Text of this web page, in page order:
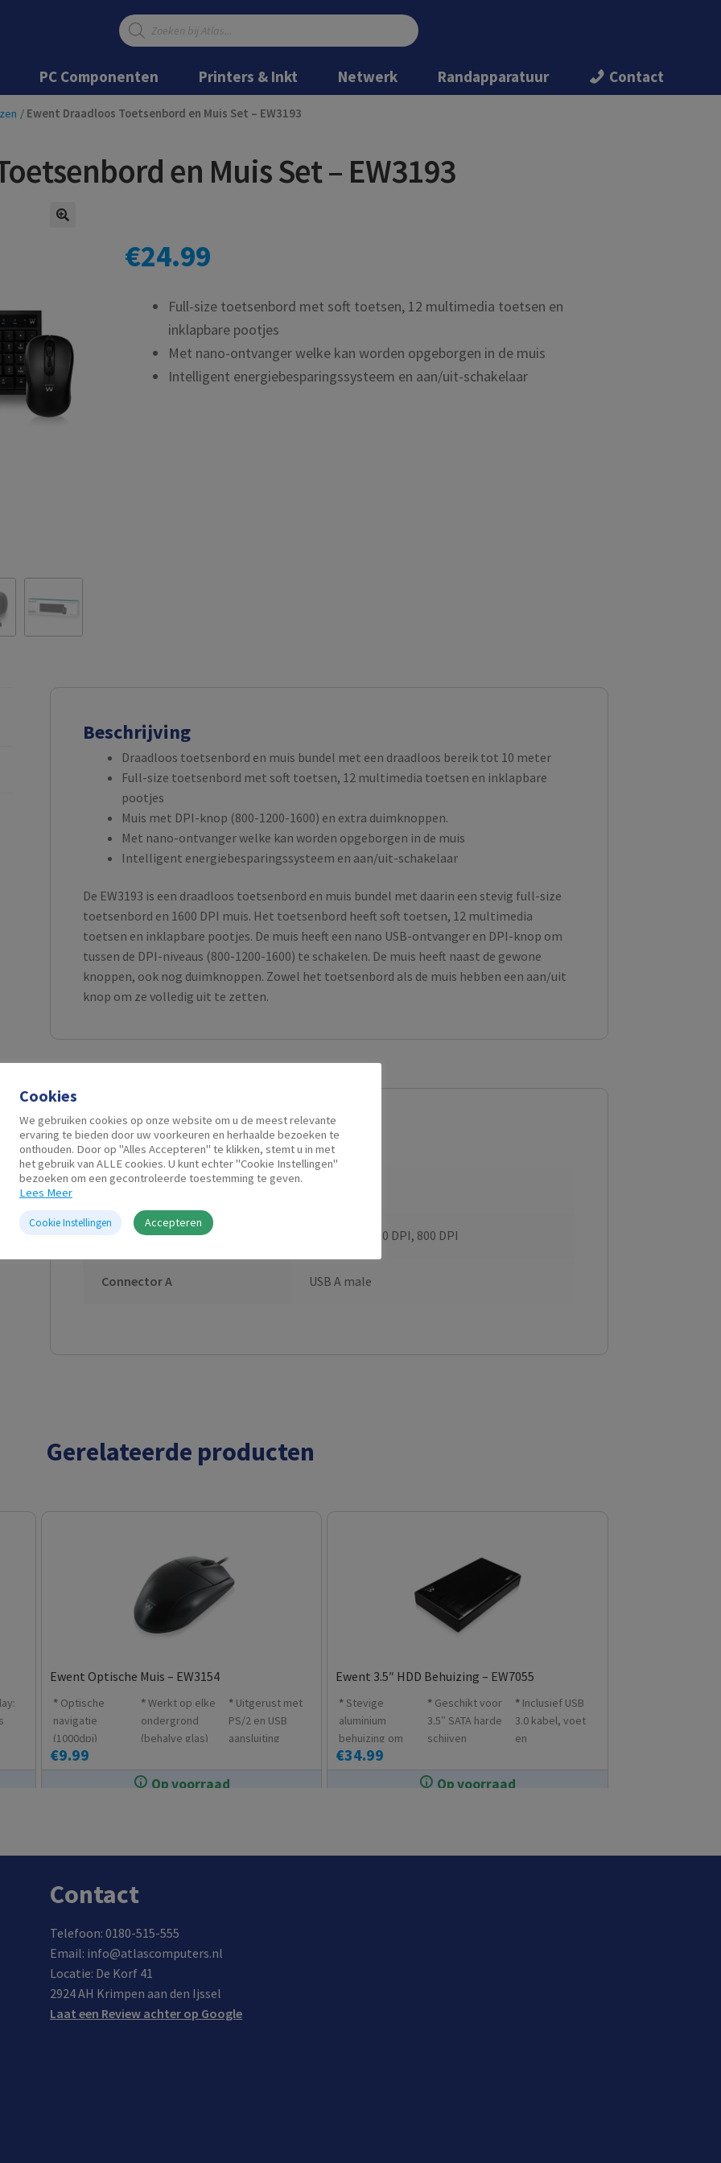
Ga
naar
navigatie
Ga
inhoud
Producten
zoeken
PC Componenten Printers & Inkt Netwerk Randapparatuur Contact
/ Ewent Draadloos Toetsenbord en Muis Set – EW3193
en Muis Set – EW3193
€24.99
Full-size toetsenbord met soft toetsen, 12 multimedia toetsen en
inklapbare pootjes
Met nano-ontvanger welke kan worden opgeborgen in de muis
Intelligent energiebesparingssysteem en aan/uit-schakelaar
Beschrijving
Draadloos toetsenbord en muis bundel met een draadloos bereik tot 10 meter
Full-size toetsenbord met soft toetsen, 12 multimedia toetsen en inklapbare
pootjes
Muis met DPI-knop (800-1200-1600) en extra duimknoppen.
Met nano-ontvanger welke kan worden opgeborgen in de muis
Intelligent energiebesparingssysteem en aan/uit-schakelaar
De EW3193 is een draadloos toetsenbord en muis bundel met daarin een stevig full-size
toetsenbord en 1600 DPI muis. Het toetsenbord heeft soft toetsen, 12 multimedia
toetsen en inklapbare pootjes. De muis heeft een nano USB-ontvanger en DPI-knop om
tussen de DPI-niveaus (800-1200-1600) te schakelen. De muis heeft naast de gewone
knoppen, ook nog duimknoppen. Zowel het toetsenbord als de muis hebben een aan/uit
knop om ze volledig uit te zetten.
Aanvullende informatie
Draadloos
Muis gevoeligheid 1200 DPI, 1600 DPI, 800 DPI
Connector A USB A male
Gerelateerde producten
Op voorraad
Ewent Optische Muis – EW3154
€9.99
Optische
navigatie
(1000dpi)
Werkt op elke
ondergrond
(behalve glas)
Uitgerust met
PS/2 en USB
aansluiting
Op voorraad
Ewent 3.5″ HDD Behuizing – EW7055
€34.99
Stevige
aluminium
behuizing om
harde schijf te
Geschikt voor
3.5″ SATA harde
schijven
Inclusief USB
3.0 kabel, voet
en
Contact
Telefoon: 0180-515-555
Email: info@atlascomputers.nl
Locatie: De Korf 41
2924 AH Krimpen aan den Ijssel
Laat een Review achter op Google
Cookies
We gebruiken cookies op onze website om u de meest relevante
ervaring te bieden door uw voorkeuren en herhaalde bezoeken te
onthouden. Door op "Alles Accepteren" te klikken, stemt u in met
het gebruik van ALLE cookies. U kunt echter "Cookie Instellingen"
bezoeken om een gecontroleerde toestemming te geven.
Lees Meer
Cookie Instellingen Accepteren